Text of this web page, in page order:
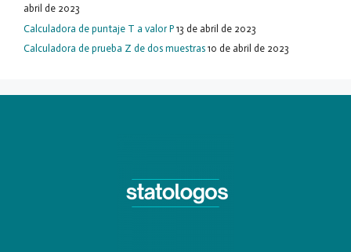
abril de 2023
Calculadora de puntaje T a valor P 13 de abril de 2023
Calculadora de prueba Z de dos muestras 10 de abril de 2023